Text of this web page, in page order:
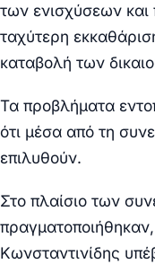
των ενισχύσεων και
ταχύτερη
καταβολή των
Τα προβλήματα
ότι μέσα από τη
επιλυθούν.
Στο πλαίσιο των
Κωνσταντινίδης